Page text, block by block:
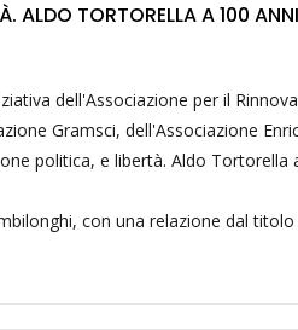
ALDO TORTORELLA A 100
dell'Associazione per il
Gramsci, dell'Associazione
politica, e libertà. Aldo Tortorella
con una relazione dal